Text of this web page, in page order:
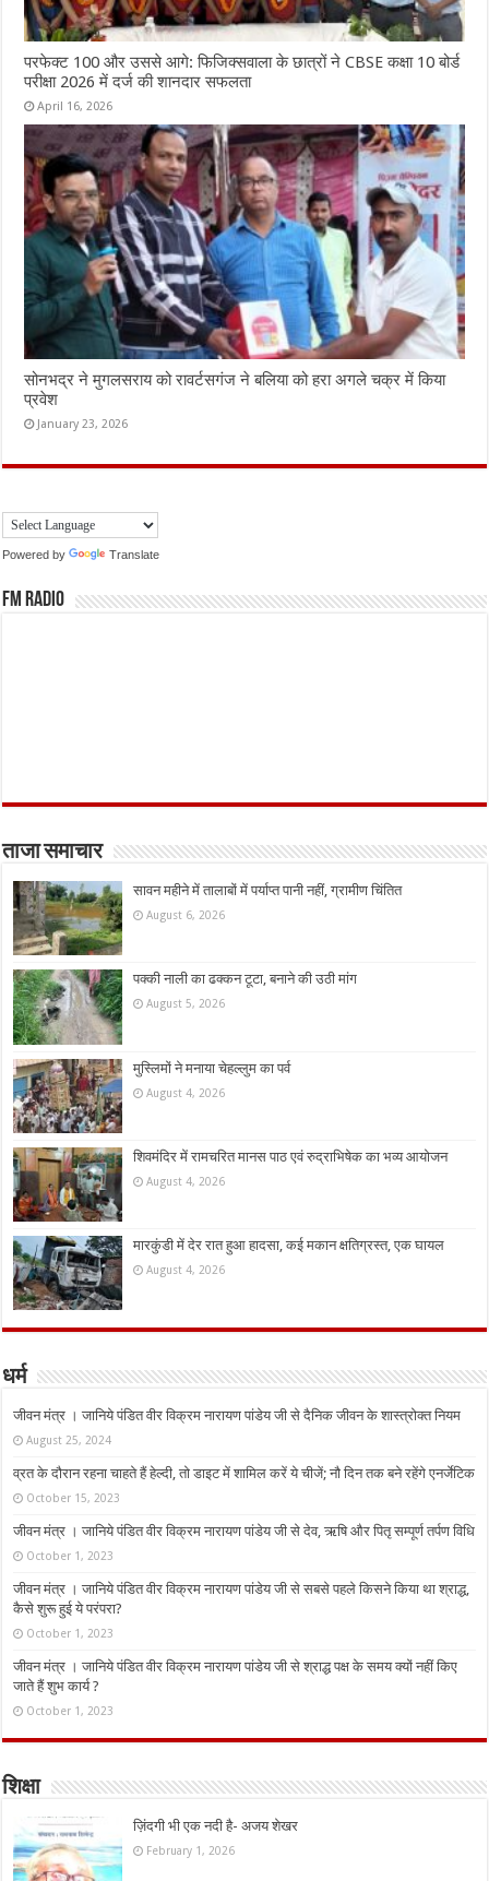
परफेक्ट 100 और उससे आगे: फिजिक्सवाला के छात्रों ने CBSE कक्षा 10 बोर्ड
परीक्षा 2026 में दर्ज की शानदार सफलता
April 16, 2026
सोनभद्र ने मुगलसराय को रावर्टसगंज ने बलिया को हरा अगले चक्र में किया
प्रवेश
January 23, 2026
Powered by Translate
FM Radio
ताजा समाचार
सावन महीने में तालाबों में पर्याप्त पानी नहीं, ग्रामीण चिंतित
August 6, 2026
पक्की नाली का ढक्कन टूटा, बनाने की उठी मांग
August 5, 2026
मुस्लिमों ने मनाया चेहल्लुम का पर्व
August 4, 2026
शिवमंदिर में रामचरित मानस पाठ एवं रुद्राभिषेक का भव्य आयोजन
August 4, 2026
मारकुंडी में देर रात हुआ हादसा, कई मकान क्षतिग्रस्त, एक घायल
August 4, 2026
धर्म
जीवन मंत्र । जानिये पंडित वीर विक्रम नारायण पांडेय जी से दैनिक जीवन के शास्त्रोक्त नियम
August 25, 2024
व्रत के दौरान रहना चाहते हैं हेल्दी, तो डाइट में शामिल करें ये चीजें; नौ दिन तक बने रहेंगे एनर्जेटिक
October 15, 2023
जीवन मंत्र । जानिये पंडित वीर विक्रम नारायण पांडेय जी से देव, ऋषि और पितृ सम्पूर्ण तर्पण विधि
October 1, 2023
जीवन मंत्र । जानिये पंडित वीर विक्रम नारायण पांडेय जी से सबसे पहले किसने किया था श्राद्ध,
कैसे शुरू हुई ये परंपरा?
October 1, 2023
जीवन मंत्र । जानिये पंडित वीर विक्रम नारायण पांडेय जी से श्राद्ध पक्ष के समय क्यों नहीं किए
जाते हैं शुभ कार्य ?
October 1, 2023
शिक्षा
ज़िंदगी भी एक नदी है- अजय शेखर
February 1, 2026